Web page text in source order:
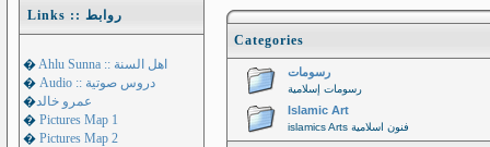
Links :: روابط
�
Ahlu Sunna :: اهل السنة
�
Audio :: دروس صوتية
�عمرو خالد
� Pictures Map 1
� Pictures Map 2
Categories
رسومات
رسومات إسلامية
Islamic Art
islamics Arts فنون اسلامية